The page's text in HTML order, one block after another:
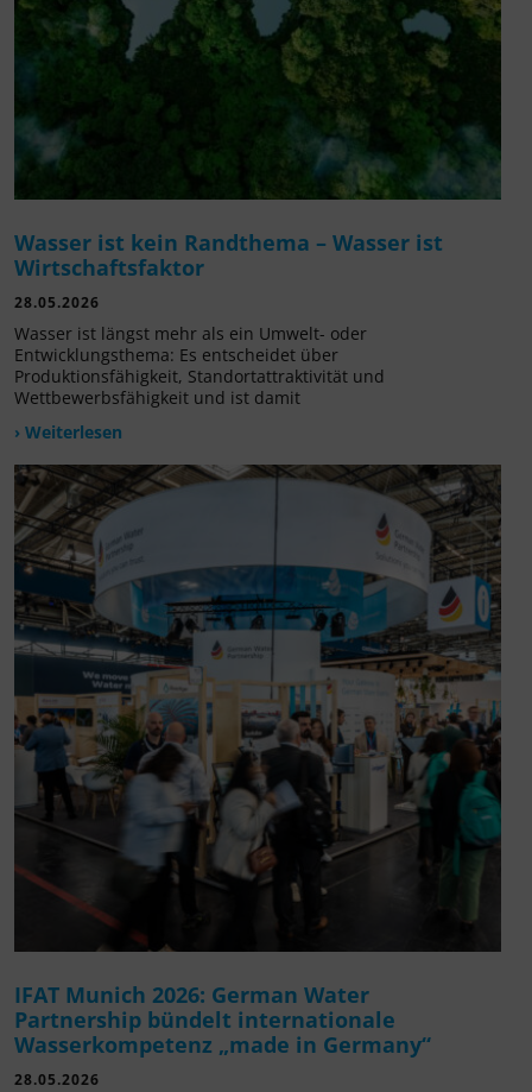
Wasser ist kein Randthema – Wasser ist
Wirtschaftsfaktor
28.05.2026
Wasser ist längst mehr als ein Umwelt- oder
Entwicklungsthema: Es entscheidet über
Produktionsfähigkeit, Standortattraktivität und
Wettbewerbsfähigkeit und ist damit
› Weiterlesen
IFAT Munich 2026: German Water
Partnership bündelt internationale
Wasserkompetenz „made in Germany“
28.05.2026